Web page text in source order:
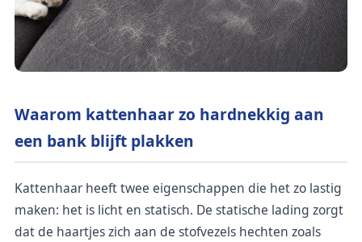
Waarom kattenhaar zo hardnekkig aan
een bank blijft plakken
Kattenhaar heeft twee eigenschappen die het zo lastig
maken: het is licht en statisch. De statische lading zorgt
dat de haartjes zich aan de stofvezels hechten zoals